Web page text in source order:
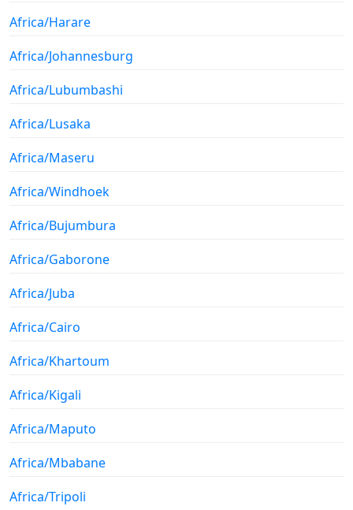
Africa/Harare
Africa/Johannesburg
Africa/Lubumbashi
Africa/Lusaka
Africa/Maseru
Africa/Windhoek
Africa/Bujumbura
Africa/Gaborone
Africa/Juba
Africa/Cairo
Africa/Khartoum
Africa/Kigali
Africa/Maputo
Africa/Mbabane
Africa/Tripoli